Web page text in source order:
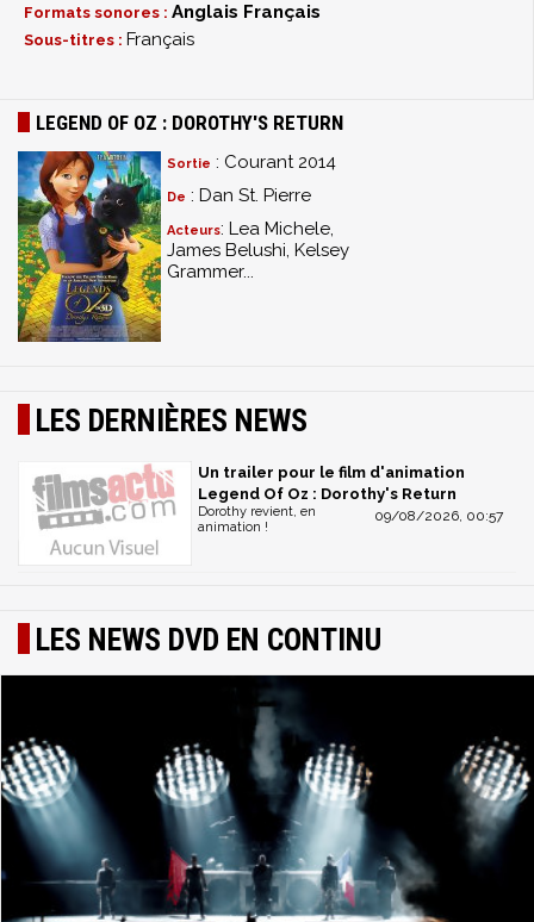
Formats sonores : Anglais Français
Sous-titres : Français
LEGEND OF OZ : DOROTHY'S RETURN
Sortie : Courant 2014
De : Dan St. Pierre
Acteurs: Lea Michele,
James Belushi, Kelsey
Grammer...
LES DERNIÈRES NEWS
Un trailer pour le film d'animation
Legend Of Oz : Dorothy's Return
09/08/2026, 00:57
Dorothy revient, en
animation !
LES NEWS DVD EN CONTINU